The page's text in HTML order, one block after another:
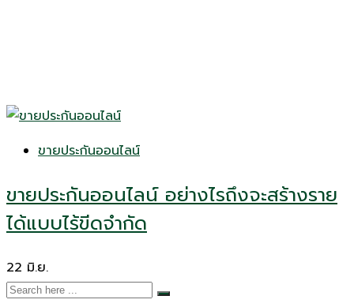
ขายประกันออนไลน์
ขายประกันออนไลน์ อย่างไรถึงจะสร้างราย
ได้แบบไร้ขีดจำกัด
22 มิ.ย.